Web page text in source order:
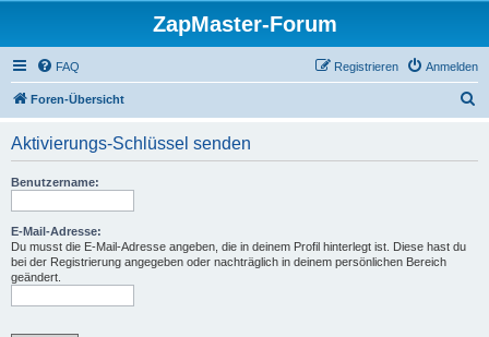
ZapMaster-Forum
FAQ Anmelden
Registrieren
Foren-Übersicht
Aktivierungs-Schlüssel senden
Benutzername:
E-Mail-Adresse:
Du musst die E-Mail-Adresse angeben, die in deinem Profil hinterlegt ist. Diese hast du
bei der Registrierung angegeben oder nachträglich in deinem persönlichen Bereich
geändert.